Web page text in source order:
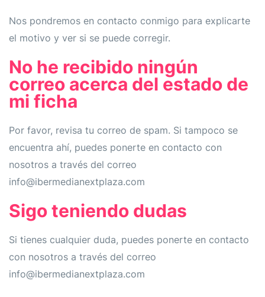
Nos pondremos en contacto conmigo para explicarte
el motivo y ver si se puede corregir.
No he recibido ningún
correo acerca del estado de
mi ficha
Por favor, revisa tu correo de spam. Si tampoco se
encuentra ahí, puedes ponerte en contacto con
nosotros a través del correo
info@ibermedianextplaza.com
Sigo teniendo dudas
Si tienes cualquier duda, puedes ponerte en contacto
con nosotros a través del correo
info@ibermedianextplaza.com